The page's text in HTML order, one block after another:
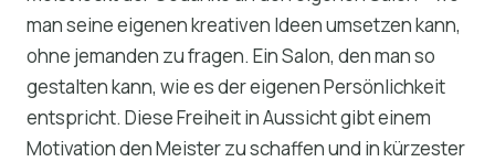
man seine eigenen kreativen Ideen umsetzen kann,
ohne jemanden zu fragen. Ein Salon, den man so
gestalten kann, wie es der eigenen Persönlichkeit
entspricht. Diese Freiheit in Aussicht gibt einem
Motivation den Meister zu schaffen und in kürzester